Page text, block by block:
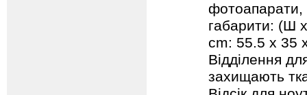
фотоапарати,
габарити: (Ш
cm: 55.5 x 35
Відділення
захищають